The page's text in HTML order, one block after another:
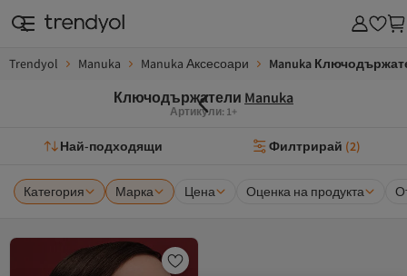
Trendyol Manuka Manuka Аксесоари Manuka
Ключодържатели Manuka
Артикули: 1+
Най-подходящи Филтрирай (2)
Категория Марка Цена Оценка на продукта